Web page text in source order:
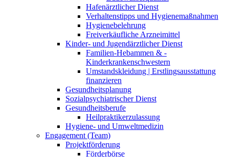
Hafenärztlicher Dienst
Verhaltenstipps und Hygienemaßnahmen
Hygienebelehrung
Freiverkäufliche Arzneimittel
Kinder- und Jugendärztlicher Dienst
Familien-Hebammen & -
Kinderkrankenschwestern
Umstandskleidung | Erstlingsausstattung
finanzieren
Gesundheitsplanung
Sozialpsychiatrischer Dienst
Gesundheitsberufe
Heilpraktikerzulassung
Hygiene- und Umweltmedizin
Engagement (Team)
Projektförderung
Förderbörse